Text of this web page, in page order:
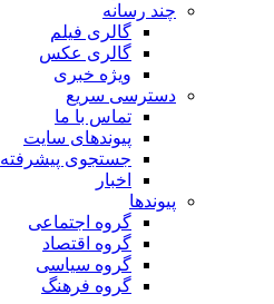
چند رسانه
گالری فیلم
گالری عکس
ویژه خبری
دسترسی سریع
تماس با ما
پیوندهای سایت
جستجوی پیشرفته
اخبار
پیوندها
گروه اجتماعی
گروه اقتصاد
گروه سیاسی
گروه فرهنگ